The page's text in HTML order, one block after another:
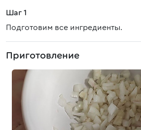
Шаг 1
Подготовим все ингредиенты.
Приготовление